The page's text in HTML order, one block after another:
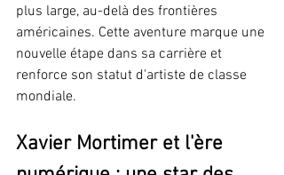
plus large, au-delà des frontières
américaines. Cette aventure marque une
nouvelle étape dans sa carrière et
renforce son statut d'artiste de classe
mondiale.
Xavier Mortimer et l'ère